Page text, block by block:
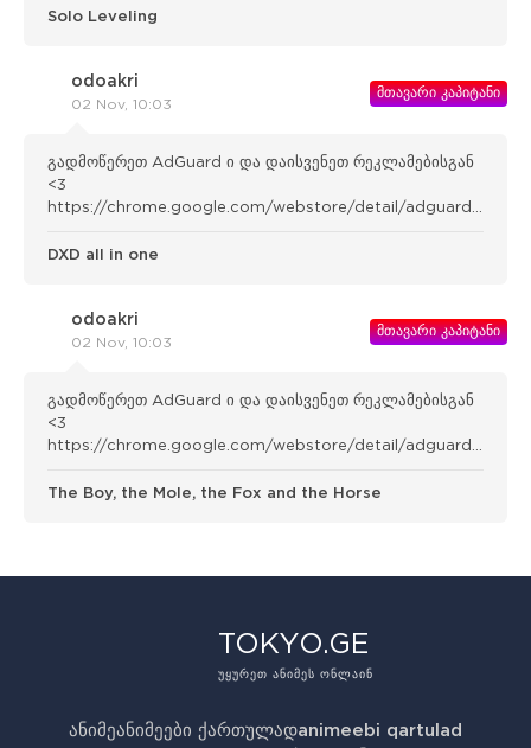
Solo Leveling
odoakri
02 Nov, 10:03
მთავარი კაპიტანი
გადმოწერეთ AdGuard ი და დაისვენეთ რეკლამებისგან
<3
https://chrome.google.com/webstore/detail/adguard-
DXD all in one
odoakri
02 Nov, 10:03
მთავარი კაპიტანი
გადმოწერეთ AdGuard ი და დაისვენეთ რეკლამებისგან
<3
https://chrome.google.com/webstore/detail/adguard-
The Boy, the Mole, the Fox and the Horse
TOKYO.GE
ᲣᲧᲣᲠᲔᲗ ᲐᲜᲘᲛᲔᲡ ᲝᲜᲚᲐᲘᲜ
ანიმეანიმეები ქართულადanimeebi qartulad